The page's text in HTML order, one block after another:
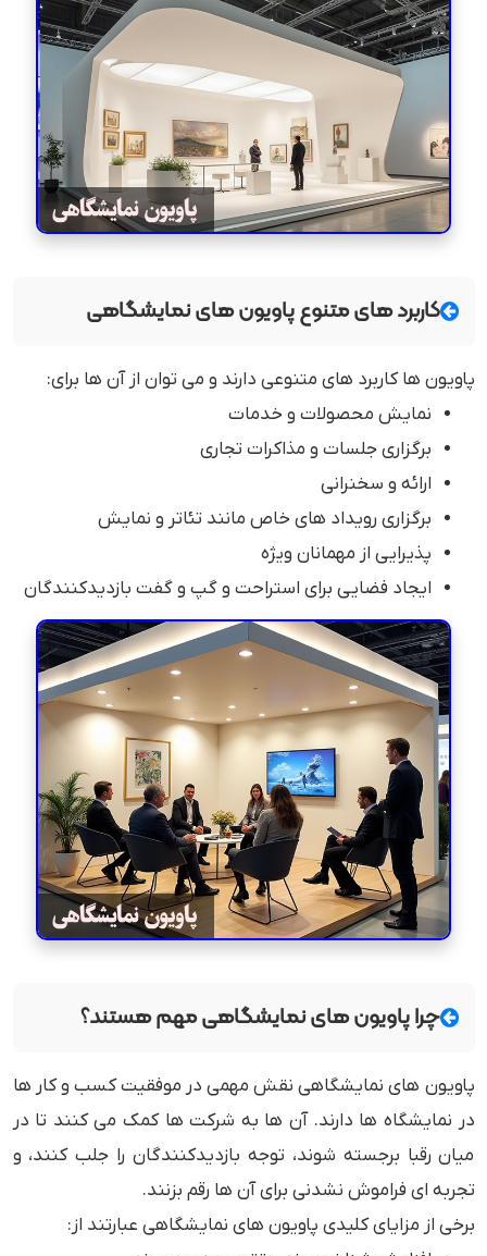
کاربرد های متنوع پاویون های نمایشگاهی
پاویون ها کاربرد های متنوعی دارند و می توان از آن ها برای:
نمایش محصولات و خدمات
برگزاری جلسات و مذاکرات تجاری
ارائه و سخنرانی
برگزاری رویداد های خاص مانند تئاتر و نمایش
پذیرایی از مهمانان ویژه
ایجاد فضایی برای استراحت و گپ و گفت بازدیدکنندگان
چرا پاویون های نمایشگاهی مهم هستند؟
پاویون های نمایشگاهی نقش مهمی در موفقیت کسب و کار ها
در نمایشگاه ها دارند. آن ها به شرکت ها کمک می کنند تا در
میان رقبا برجسته شوند، توجه بازدیدکنندگان را جلب کنند، و
تجربه ای فراموش نشدنی برای آن ها رقم بزنند.
برخی از مزایای کلیدی پاویون های نمایشگاهی عبارتند از: